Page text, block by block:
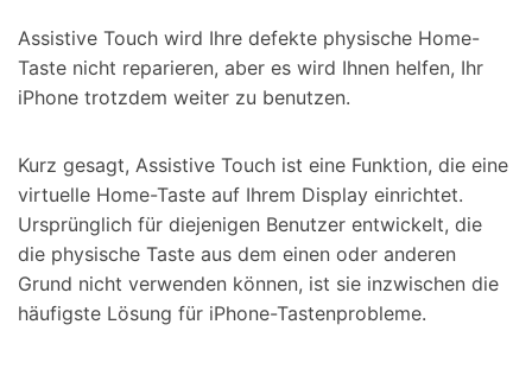
Assistive Touch wird Ihre defekte physische Home-
Taste nicht reparieren, aber es wird Ihnen helfen, Ihr
iPhone trotzdem weiter zu benutzen.
Kurz gesagt, Assistive Touch ist eine Funktion, die eine
virtuelle Home-Taste auf Ihrem Display einrichtet.
Ursprünglich für diejenigen Benutzer entwickelt, die
die physische Taste aus dem einen oder anderen
Grund nicht verwenden können, ist sie inzwischen die
häufigste Lösung für iPhone-Tastenprobleme.